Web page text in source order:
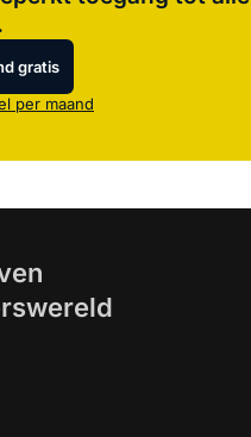
gratis
per maand